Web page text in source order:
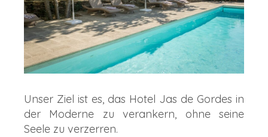
Unser Ziel ist es, das Hotel Jas de Gordes in
der Moderne zu verankern, ohne seine
Seele zu verzerren.